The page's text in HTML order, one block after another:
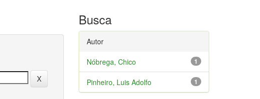
Busca
Autor
1
Nóbrega, Chico
1
Pinheiro, Luis Adolfo